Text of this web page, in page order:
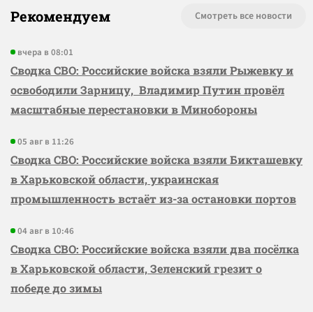
Рекомендуем Смотреть все новости
вчера в 08:01
Сводка СВО: Российские войска взяли Рыжевку и
освободили Зарницу, Владимир Путин провёл
масштабные перестановки в Минобороны
05 авг в 11:26
Сводка СВО: Российские войска взяли Бикташевку
в Харьковской области, украинская
промышленность встаёт из-за остановки портов
04 авг в 10:46
Сводка СВО: Российские войска взяли два посёлка
в Харьковской области, Зеленский грезит о
победе до зимы